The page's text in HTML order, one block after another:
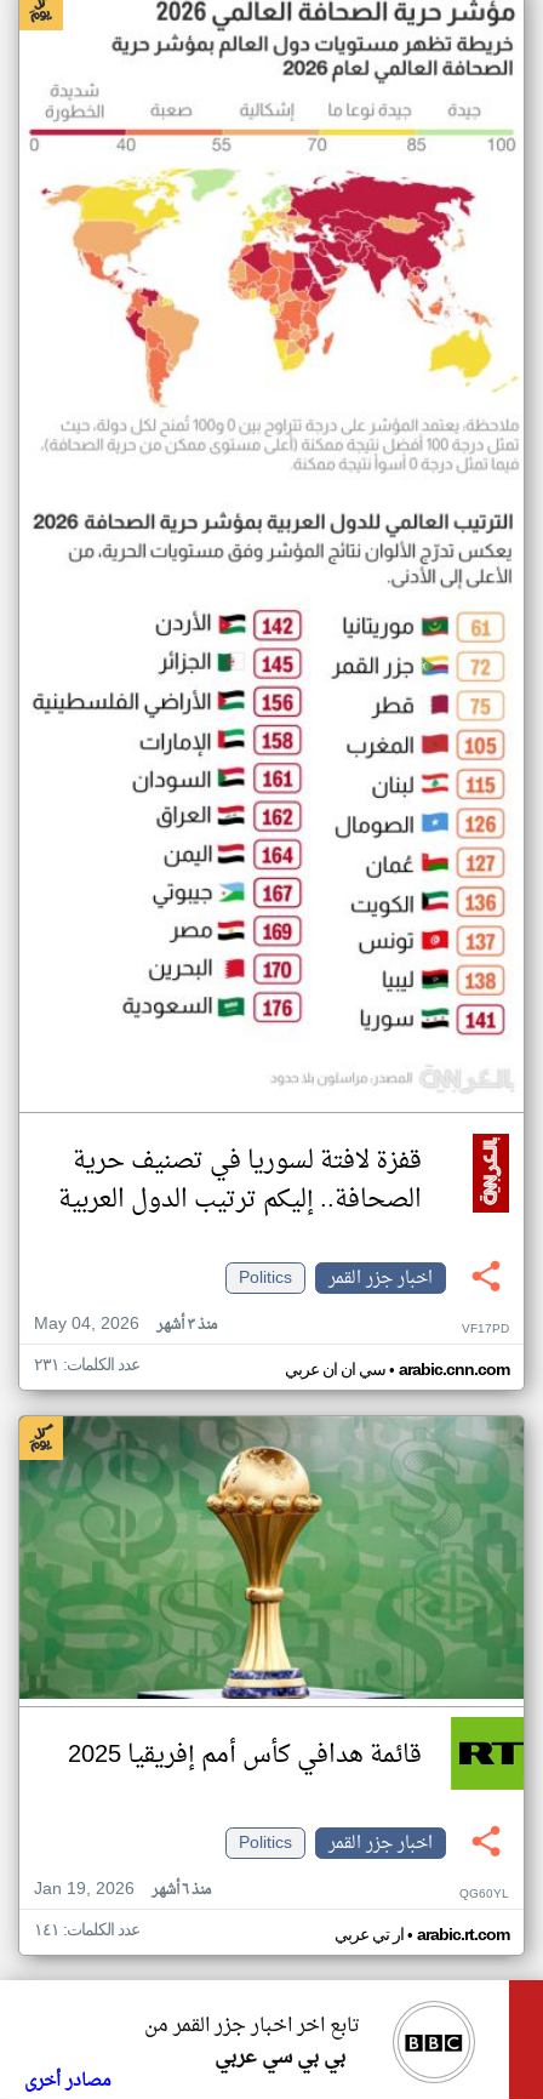
قفزة لافتة لسوريا في تصنيف حرية
الصحافة.. إليكم ترتيب الدول العربية
اخبار جزر القمر
Politics
May 04, 2026
منذ ٣ أشهر VF17PD
سي ان ان عربي• arabic.cnn.com عدد الكلمات: ٢٣١
قائمة هدافي كأس أمم إفريقيا 2025
اخبار جزر القمر
Politics
Jan 19, 2026
منذ ٦ أشهر QG60YL
ار تي عربي• arabic.rt.com عدد الكلمات: ١٤١
تابع اخر اخبار جزر القمر من
بي بي سي عربي
مصادر أخرى